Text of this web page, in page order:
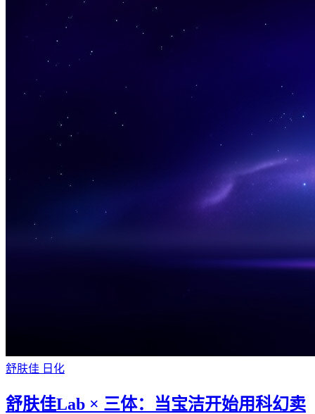
舒肤佳 日化
舒肤佳Lab × 三体：当宝洁开始用科幻卖